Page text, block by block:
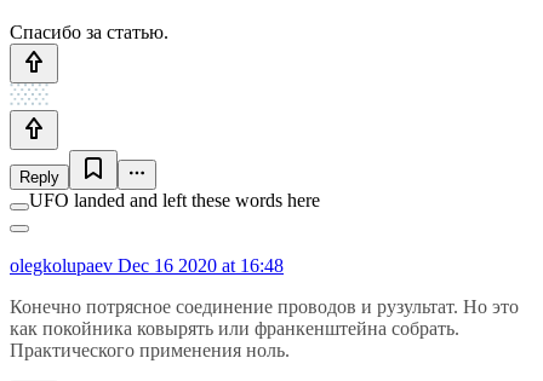
Спасибо за статью.
Reply
UFO landed and left these words here
olegkolupaev Dec 16 2020 at 16:48
Конечно потрясное соединение проводов и рузультат. Но это
как покойника ковырять или франкенштейна собрать.
Практического применения ноль.